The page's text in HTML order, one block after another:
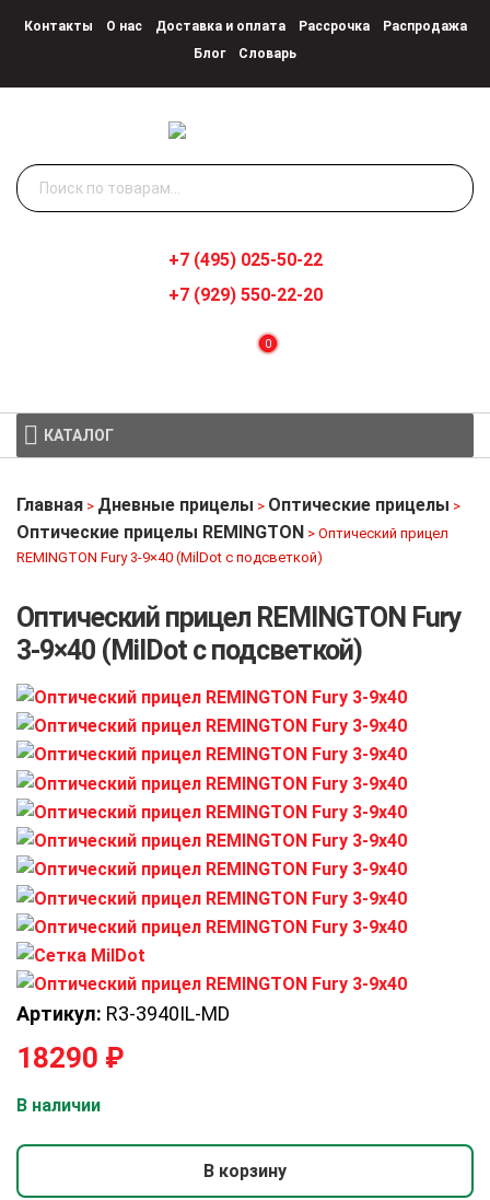
Контакты О нас Доставка и оплата Рассрочка
Распродажа
Блог
Словарь
Искать:
0
+7 (495) 025-50-22
+7 (929) 550-22-20
КАТАЛОГ
Главная > Дневные прицелы > Оптические прицелы >
Оптические прицелы REMINGTON > Оптический прицел
REMINGTON Fury 3-9×40 (MilDot с подсветкой)
Оптический прицел REMINGTON Fury
3-9×40 (MilDot с подсветкой)
Артикул: R3-3940IL-MD
18290 ₽
В наличии
В корзину